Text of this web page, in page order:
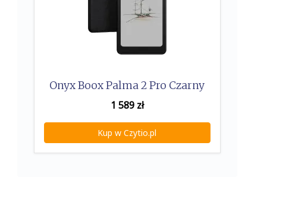
Onyx Boox Palma 2 Pro Czarny
1 589zł
Kup w Czytio.pl